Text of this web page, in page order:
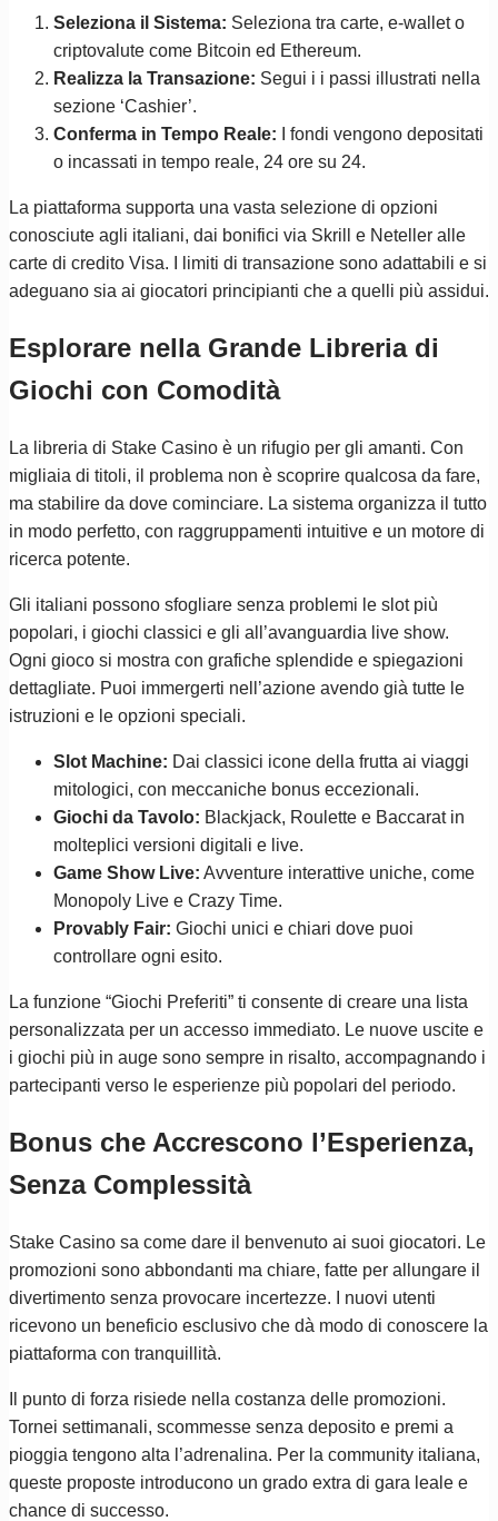
Seleziona il Sistema: Seleziona tra carte, e-wallet o
criptovalute come Bitcoin ed Ethereum.
Realizza la Transazione: Segui i i passi illustrati nella
sezione ‘Cashier’.
Conferma in Tempo Reale: I fondi vengono depositati
o incassati in tempo reale, 24 ore su 24.
La piattaforma supporta una vasta selezione di opzioni
conosciute agli italiani, dai bonifici via Skrill e Neteller alle
carte di credito Visa. I limiti di transazione sono adattabili e si
adeguano sia ai giocatori principianti che a quelli più assidui.
Esplorare nella Grande Libreria di
Giochi con Comodità
La libreria di Stake Casino è un rifugio per gli amanti. Con
migliaia di titoli, il problema non è scoprire qualcosa da fare,
ma stabilire da dove cominciare. La sistema organizza il tutto
in modo perfetto, con raggruppamenti intuitive e un motore di
ricerca potente.
Gli italiani possono sfogliare senza problemi le slot più
popolari, i giochi classici e gli all’avanguardia live show.
Ogni gioco si mostra con grafiche splendide e spiegazioni
dettagliate. Puoi immergerti nell’azione avendo già tutte le
istruzioni e le opzioni speciali.
Slot Machine: Dai classici icone della frutta ai viaggi
mitologici, con meccaniche bonus eccezionali.
Giochi da Tavolo: Blackjack, Roulette e Baccarat in
molteplici versioni digitali e live.
Game Show Live: Avventure interattive uniche, come
Monopoly Live e Crazy Time.
Provably Fair: Giochi unici e chiari dove puoi
controllare ogni esito.
La funzione “Giochi Preferiti” ti consente di creare una lista
personalizzata per un accesso immediato. Le nuove uscite e
i giochi più in auge sono sempre in risalto, accompagnando i
partecipanti verso le esperienze più popolari del periodo.
Bonus che Accrescono l’Esperienza,
Senza Complessità
Stake Casino sa come dare il benvenuto ai suoi giocatori. Le
promozioni sono abbondanti ma chiare, fatte per allungare il
divertimento senza provocare incertezze. I nuovi utenti
ricevono un beneficio esclusivo che dà modo di conoscere la
piattaforma con tranquillità.
Il punto di forza risiede nella costanza delle promozioni.
Tornei settimanali, scommesse senza deposito e premi a
pioggia tengono alta l’adrenalina. Per la community italiana,
queste proposte introducono un grado extra di gara leale e
chance di successo.